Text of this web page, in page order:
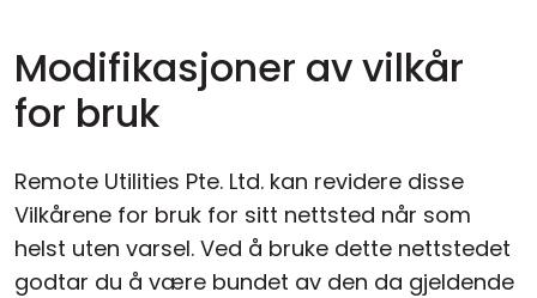
Modifikasjoner av vilkår
for bruk
Remote Utilities Pte. Ltd. kan revidere disse
Vilkårene for bruk for sitt nettsted når som
helst uten varsel. Ved å bruke dette nettstedet
godtar du å være bundet av den da gjeldende